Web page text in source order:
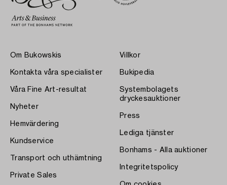
Om Bukowskis
Kontakta våra specialister
Våra Fine Art-resultat
Nyheter
Hemvärdering
Kundservice
Transport och uthämtning
Private Sales
Villkor
Bukipedia
Systembolagets
dryckesauktioner
Press
Lediga tjänster
Bonhams - Alla auktioner
Integritetspolicy